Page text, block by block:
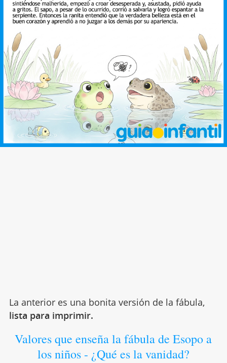
La anterior es una bonita versión de la fábula,
lista para imprimir.
Valores que enseña la fábula de Esopo a
los niños - ¿Qué es la vanidad?